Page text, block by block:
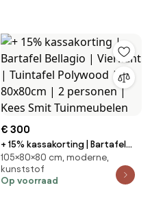
€ 300
+ 15% kassakorting | Bartafel
Bellagio | Vierkant | Tuintafel
Polywood | 80x80cm | 2
personen | Kees Smit
105×80×80 cm, moderne,
kunststof
Op voorraad